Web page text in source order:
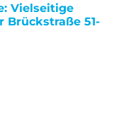
Vielseitige
51-